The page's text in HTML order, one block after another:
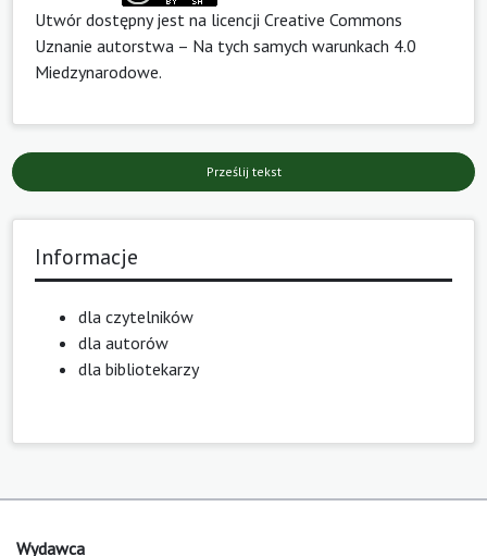
Utwór dostępny jest na licencji Creative Commons
Uznanie autorstwa – Na tych samych warunkach 4.0
Miedzynarodowe.
Prześlij tekst
Informacje
dla czytelników
dla autorów
dla bibliotekarzy
Wydawca